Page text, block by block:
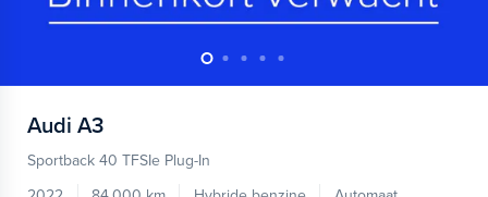
Audi A3
Sportback 40 TFSIe Plug-In